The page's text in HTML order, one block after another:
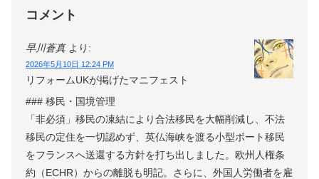
コメント
早川蒼真 より:
2026年5月10日 12:24 PM
リフォームUKが掲げたマニフェスト
### 移民・国境管理
「非必須」移民の凍結により合法移民を大幅削減し、不法
移民の定住を一切認めず、英仏海峡を渡る小型ボート移民
をフランスへ送還する方針を打ち出しました。欧州人権条
約（ECHR）からの離脱も明記。さらに、外国人労働者を雇